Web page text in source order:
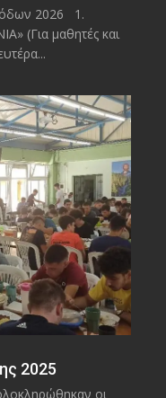
2026 1.
(Για μαθητές και
2025
οι